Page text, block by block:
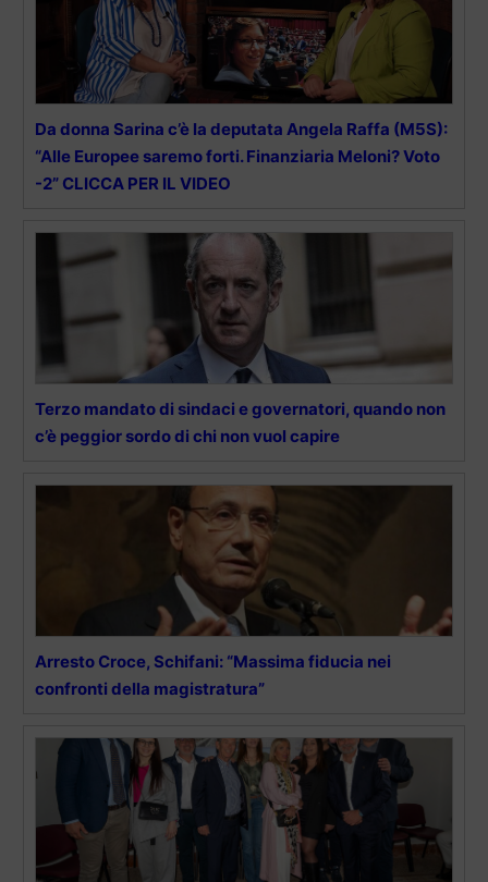
Da donna Sarina c’è la deputata Angela Raffa (M5S):
“Alle Europee saremo forti. Finanziaria Meloni? Voto
-2” CLICCA PER IL VIDEO
Terzo mandato di sindaci e governatori, quando non
c’è peggior sordo di chi non vuol capire
Arresto Croce, Schifani: “Massima fiducia nei
confronti della magistratura”